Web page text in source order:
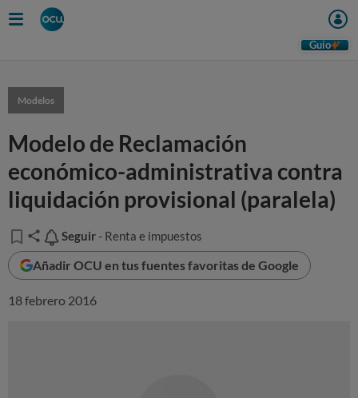
Guio
Modelos
Modelo de Reclamación
económico-administrativa contra
liquidación provisional (paralela)
Seguir
Seguir - Renta e impuestos
Añadir OCU en tus fuentes favoritas de Google
18 febrero 2016